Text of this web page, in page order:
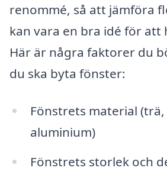
renommé, så att jämföra
kan vara en bra idé för
Här är några faktorer du
du ska byta fönster:
Fönstrets material (trä,
aluminium)
Fönstrets storlek och